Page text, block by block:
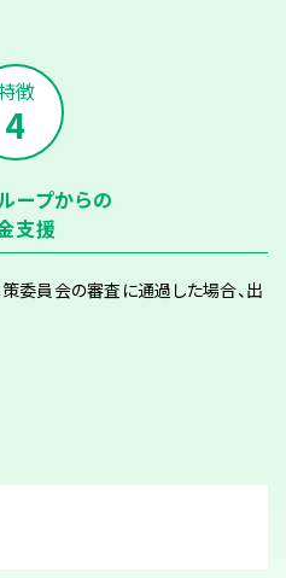
4
ープからの
支援
策委員会の審査に通過した場合、出